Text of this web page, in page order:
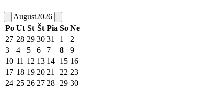
August2026
Po Ut St Št Pia So Ne
27 28 29 30 31 1
2
3
4 5 6 7 8
9
10 11 12 13 14 15 16
17 18 19 20 21 22 23
24 25 26 27 28 29 30